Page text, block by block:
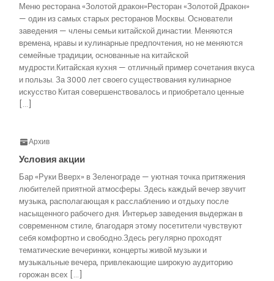
Меню ресторана «Золотой дракон»Ресторан «Золотой Дракон»
— один из самых старых ресторанов Москвы. Основатели
заведения — члены семьи китайской династии. Меняются
времена, нравы и кулинарные предпочтения, но не меняются
семейные традиции, основанные на китайской
мудрости.Китайская кухня — отличный пример сочетания вкуса
и пользы. За 3000 лет своего существования кулинарное
искусство Китая совершенствовалось и приобретало ценные
[…]
Архив
Условия акции
Бар «Руки Вверх» в Зеленограде — уютная точка притяжения
любителей приятной атмосферы. Здесь каждый вечер звучит
музыка, располагающая к расслаблению и отдыху после
насыщенного рабочего дня. Интерьер заведения выдержан в
современном стиле, благодаря этому посетители чувствуют
себя комфортно и свободно.Здесь регулярно проходят
тематические вечеринки, концерты живой музыки и
музыкальные вечера, привлекающие широкую аудиторию
горожан всех […]